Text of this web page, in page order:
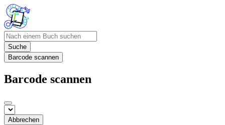
Suche
Barcode scannen
Barcode scannen
Abbrechen